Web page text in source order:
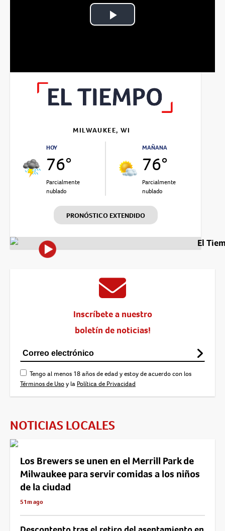
Play
MILWAUKEE, WI
HOY
76°
Parcialmente
nublado
MAÑANA
76°
Parcialmente
nublado
PRONÓSTICO EXTENDIDO
El
Inscríbete a nuestro
boletín de noticias!
Tengo al menos 18 años de edad y estoy de acuerdo con los
Términos de Usoy la Política de Privacidad
NOTICIAS LOCALES
Los Brewers se unen en el Merrill Park de
Milwaukee para servir comidas a los niños
de la ciudad
51m ago